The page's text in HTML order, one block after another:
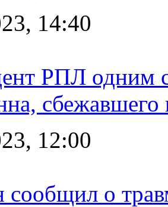
14:40
РПЛ одним
сбежавшего
12:00
сообщил о